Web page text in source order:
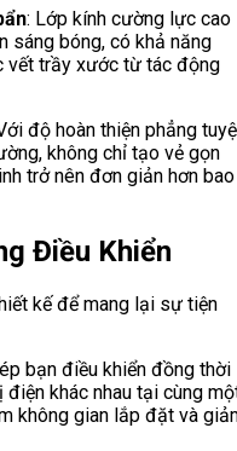
: Lớp kính cường lực cao
sáng bóng, có khả năng
vết trầy xước từ tác động
độ hoàn thiện phẳng
không chỉ tạo vẻ gọn
trở nên đơn giản hơn bao
Điều Khiển
kế để mang lại sự tiện
bạn điều khiển đồng thời
khác nhau tại cùng
không gian lắp đặt và